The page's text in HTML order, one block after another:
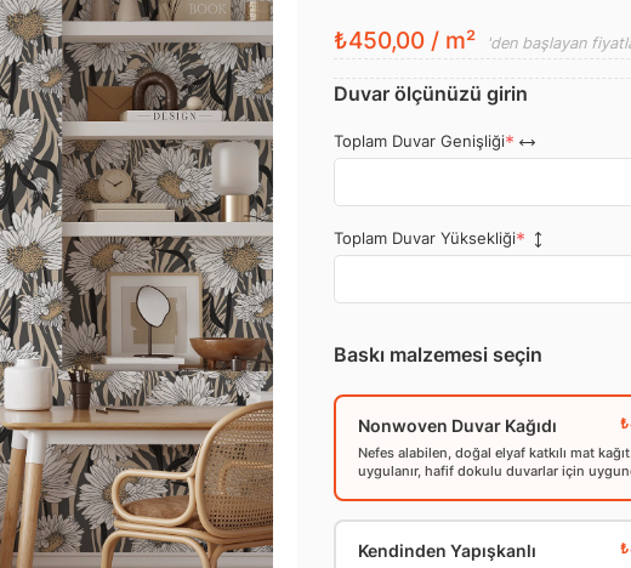
₺450,00 / m² 'den başlayan
Duvar ölçünüzü girin
Toplam Duvar Genişliği
Toplam Duvar Yüksekliği
Baskı malzemesi seçin
Nonwoven Duvar Kağıdı
Nefes alabilen, doğal elyaf katkılı mat
uygulanır, hafif dokulu duvarlar için
Kendinden Yapışkanlı